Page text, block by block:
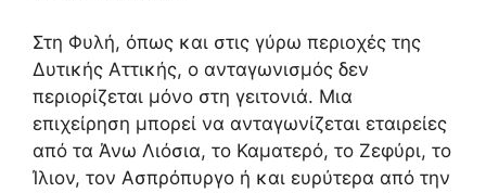
Στη Φυλή, όπως και στις γύρω περιοχές της
Δυτικής Αττικής, ο ανταγωνισμός δεν
περιορίζεται μόνο στη γειτονιά. Μια
επιχείρηση μπορεί να ανταγωνίζεται εταιρείες
από τα Άνω Λιόσια, το Καματερό, το Ζεφύρι, το
Ίλιον, τον Ασπρόπυργο ή και ευρύτερα από την